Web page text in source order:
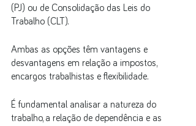
(PJ) ou de Consolidação das Leis do
Trabalho (CLT).
Ambas as opções têm vantagens e
desvantagens em relação a impostos,
encargos trabalhistas e flexibilidade.
É fundamental analisar a natureza do
trabalho, a relação de dependência e as